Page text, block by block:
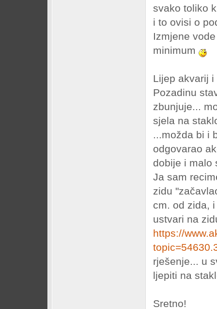
svako toliko
i to ovisi o
Izmjene
minimum
Lijep akvarij
Pozadinu
zbunjuje...
sjela na
...možda bi
odgovarao
dobije i malo
Ja sam
zidu
cm. od zida,
ustvari na
https://
rješenje... u
ljepiti na
Sretno!